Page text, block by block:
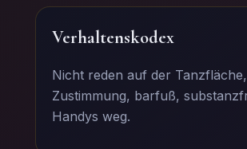
Verhaltenskodex
Nicht reden auf der
Zustimmung, barfuß,
Handys weg.